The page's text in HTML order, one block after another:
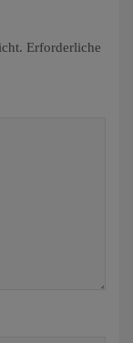
Erforderliche